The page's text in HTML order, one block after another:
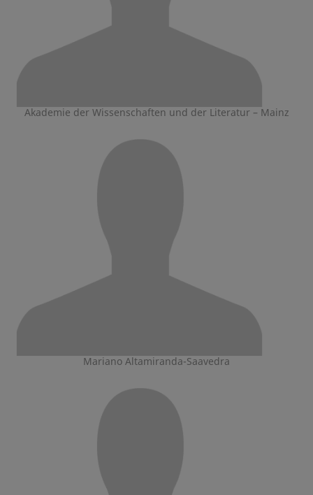
Akademie der Wissenschaften und der Literatur – Mainz
Mariano Altamiranda-Saavedra